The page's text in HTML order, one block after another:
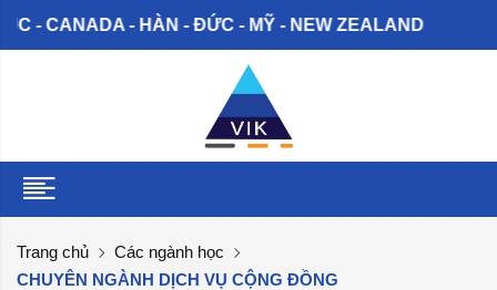
CANADA - HÀN - ĐỨC - MỸ - NEW ZEALAND
Trang chủ
Các ngành học
CHUYÊN NGÀNH DỊCH VỤ CỘNG ĐỒNG